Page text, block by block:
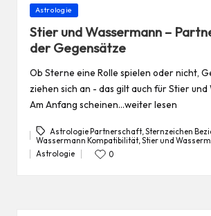
Posted
Astrologie
Stier und Wassermann –
der Gegensätze
Ob Sterne eine Rolle spielen oder nicht,
ziehen sich an - das gilt auch für Stier und
Am Anfang scheinen…weiter lesen
Tags:
Astrologie Partnerschaft,Sternzeichen
Wassermann Kompatibilität, Stier und
Posted
Astrologie 0